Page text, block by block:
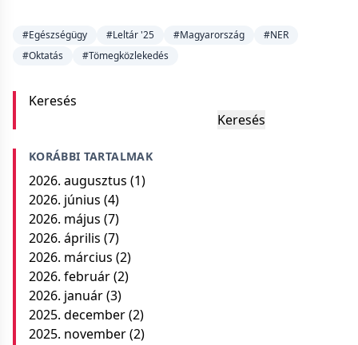
#Egészségügy #Leltár '25 #Magyarország
#NER
#Oktatás
#Tömegközlekedés
Keresés
Keresés
KORÁBBI TARTALMAK
2026. augusztus (1)
2026. június (4)
2026. május (7)
2026. április (7)
2026. március (2)
2026. február(2)
2026. január(3)
2025. december(2)
2025. november(2)